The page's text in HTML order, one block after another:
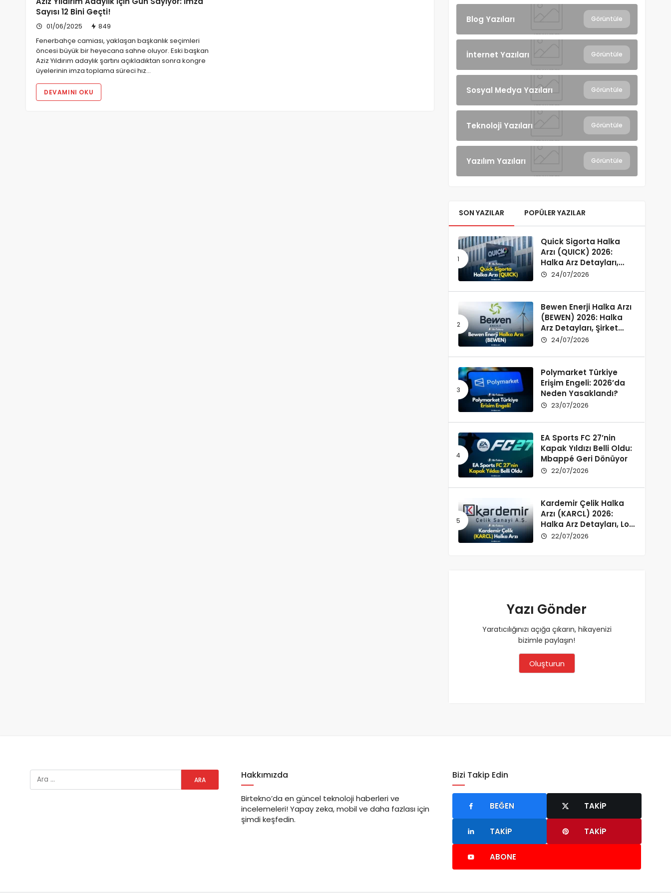
Sayısı 12 Bini Geçti!
01/06/2025
849
Fenerbahçe camiası, yaklaşan başkanlık seçimleri
öncesi büyük bir heyecana sahne oluyor. Eski başkan
Aziz Yıldırım adaylık şartını açıkladıktan sonra kongre
üyelerinin imza toplama süreci hız…
DEVAMINI OKU
Blog Yazıları Görüntüle
İnternet Yazıları Görüntüle
Sosyal Medya Yazıları Görüntüle
Teknoloji Yazıları Görüntüle
Yazılım Yazıları Görüntüle
SON YAZILAR POPÜLER YAZILAR
Quick Sigorta Halka
Arzı (QUICK) 2026:
Halka Arz Detayları,
Şirket Profili ve
24/07/2026
Bewen Enerji Halka Arzı
(BEWEN) 2026: Halka
Arz Detayları, Şirket
Profili ve Fon Kullanımı
24/07/2026
Polymarket Türkiye
Erişim Engeli: 2026’da
Neden Yasaklandı?
23/07/2026
EA Sports FC 27’nin
Kapak Yıldızı Belli Oldu:
Mbappé Geri Dönüyor
22/07/2026
Kardemir Çelik Halka
Arzı (KARCL) 2026:
Halka Arz Detayları, Lot
Dağılımı ve Şirket Profili
22/07/2026
Yazı Gönder
Yaratıcılığınızı açığa çıkarın, hikayenizi
bizimle paylaşın!
Oluşturun
Hakkımızda
Birtekno’da en güncel teknoloji haberleri ve
incelemeleri! Yapay zeka, mobil ve daha fazlası için
şimdi keşfedin.
Bizi Takip Edin
BEĞEN TAKIP
TAKIP TAKIP
ABONE